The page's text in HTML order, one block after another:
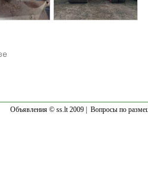
Объявления © ss.lt 2009 | Вопросы по